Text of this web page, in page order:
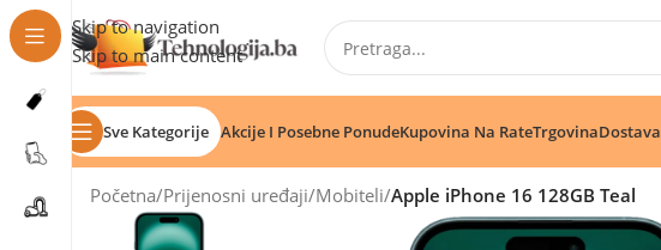
Skip to navigation
Skip to main content
Sve Kategorije Akcije I Posebne PonudeKupovina Na RateTrgovinaDostava
Početna/Prijenosni uređaji/Mobiteli/Apple iPhone 16 128GB Teal